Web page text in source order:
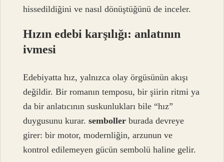
hissedildiğini ve nasıl dönüştüğünü de inceler.
Hızın edebi karşılığı: anlatının
ivmesi
Edebiyatta hız, yalnızca olay örgüsünün akışı
değildir. Bir romanın temposu, bir şiirin ritmi ya
da bir anlatıcının suskunlukları bile “hız”
duygusunu kurar.semboller burada devreye
girer: bir motor, modernliğin, arzunun ve
kontrol edilemeyen gücün sembolü haline gelir.